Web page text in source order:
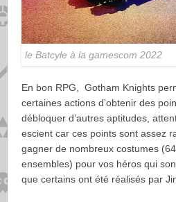
le Batcyle à la gamescom 2022
En bon RPG, Gotham Knights
certaines actions d’obtenir des
débloquer d’autres aptitudes,
escient car ces points sont assez
gagner de nombreux costumes
ensembles) pour vos héros qui
que certains ont été réalisés par